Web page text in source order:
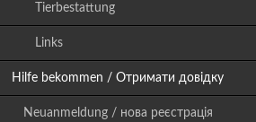
Tierbestattung
Links
Hilfe bekommen / Отримати довідку
Neuanmeldung / нова реєстрація